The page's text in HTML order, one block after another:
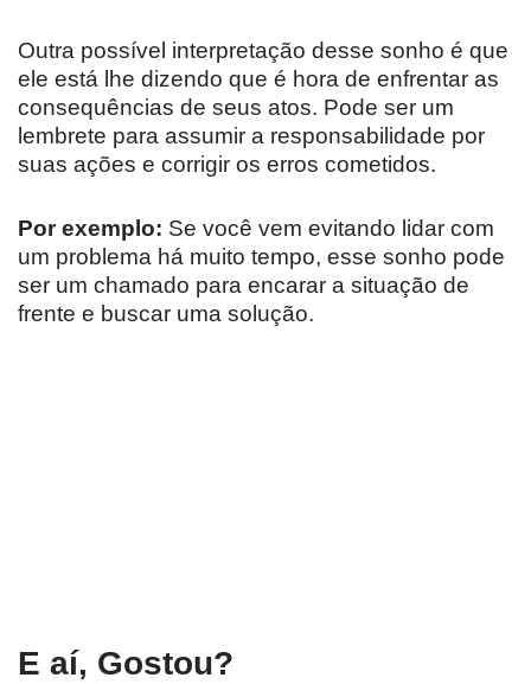
Outra possível interpretação desse sonho é que
ele está lhe dizendo que é hora de enfrentar as
consequências de seus atos. Pode ser um
lembrete para assumir a responsabilidade por
suas ações e corrigir os erros cometidos.
Por exemplo: Se você vem evitando lidar com
um problema há muito tempo, esse sonho pode
ser um chamado para encarar a situação de
frente e buscar uma solução.
E aí, Gostou?